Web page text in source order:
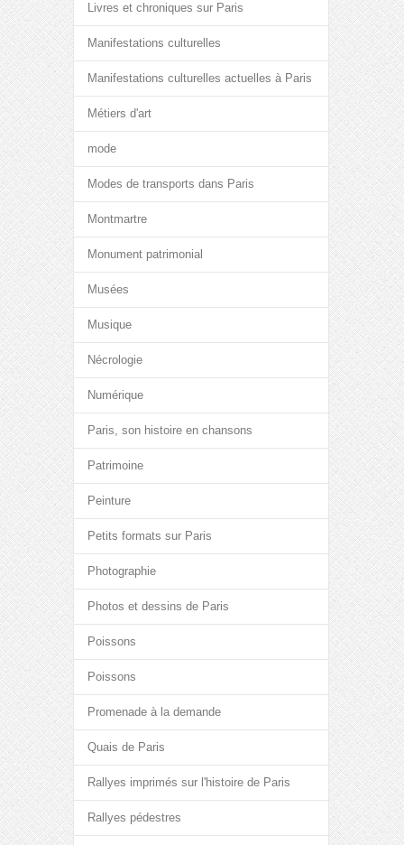
Livres et chroniques sur Paris
Manifestations culturelles
Manifestations culturelles actuelles à Paris
Métiers d'art
mode
Modes de transports dans Paris
Montmartre
Monument patrimonial
Musées
Musique
Nécrologie
Numérique
Paris, son histoire en chansons
Patrimoine
Peinture
Petits formats sur Paris
Photographie
Photos et dessins de Paris
Poissons
Poissons
Promenade à la demande
Quais de Paris
Rallyes imprimés sur l'histoire de Paris
Rallyes pédestres